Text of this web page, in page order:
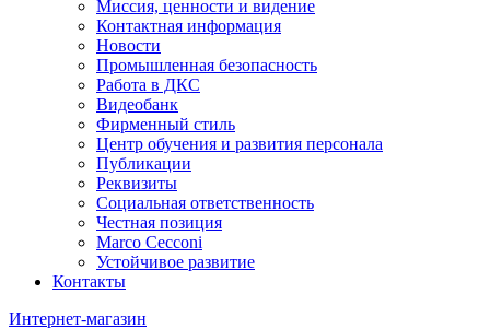
Миссия, ценности и видение
Контактная информация
Новости
Промышленная безопасность
Работа в ДКС
Видеобанк
Фирменный стиль
Центр обучения и развития персонала
Публикации
Реквизиты
Социальная ответственность
Честная позиция
Marco Cecconi
Устойчивое развитие
Контакты
Интернет-магазин